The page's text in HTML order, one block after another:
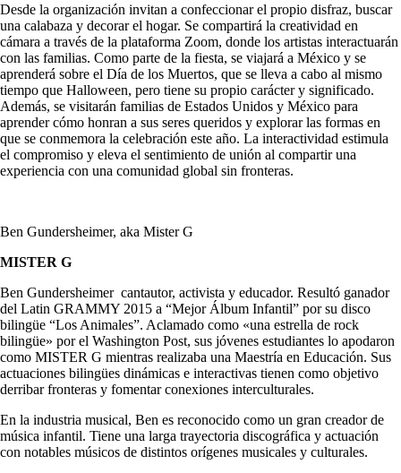
Desde la organización invitan a confeccionar el propio disfraz, buscar
una calabaza y decorar el hogar. Se compartirá la creatividad en
cámara a través de la plataforma Zoom, donde los artistas interactuarán
con las familias. Como parte de la fiesta, se viajará a México y se
aprenderá sobre el Día de los Muertos, que se lleva a cabo al mismo
tiempo que Halloween, pero tiene su propio carácter y significado.
Además, se visitarán familias de Estados Unidos y México para
aprender cómo honran a sus seres queridos y explorar las formas en
que se conmemora la celebración este año. La interactividad estimula
el compromiso y eleva el sentimiento de unión al compartir una
experiencia con una comunidad global sin fronteras.
Ben Gundersheimer, aka Mister G
MISTER G
Ben Gundersheimer cantautor, activista y educador. Resultó ganador
del Latin GRAMMY 2015 a “Mejor Álbum Infantil” por su disco
bilingüe “Los Animales”. Aclamado como «una estrella de rock
bilingüe» por el Washington Post, sus jóvenes estudiantes lo apodaron
como MISTER G mientras realizaba una Maestría en Educación. Sus
actuaciones bilingües dinámicas e interactivas tienen como objetivo
derribar fronteras y fomentar conexiones interculturales.
En la industria musical, Ben es reconocido como un gran creador de
música infantil. Tiene una larga trayectoria discográfica y actuación
con notables músicos de distintos orígenes musicales y culturales.